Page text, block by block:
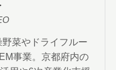
菜やドライフルー
事業。京都府内の